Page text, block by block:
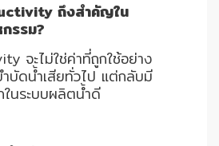
ถึงสำคัญใน
รรม?
จะไม่ใช่ค่าที่ถูกใช้อย่าง
ำบัดน้ำเสียทั่วไป แต่กลับมี
นระบบผลิตน้ำดี